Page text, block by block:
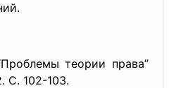
теории права”
С. 102-103.